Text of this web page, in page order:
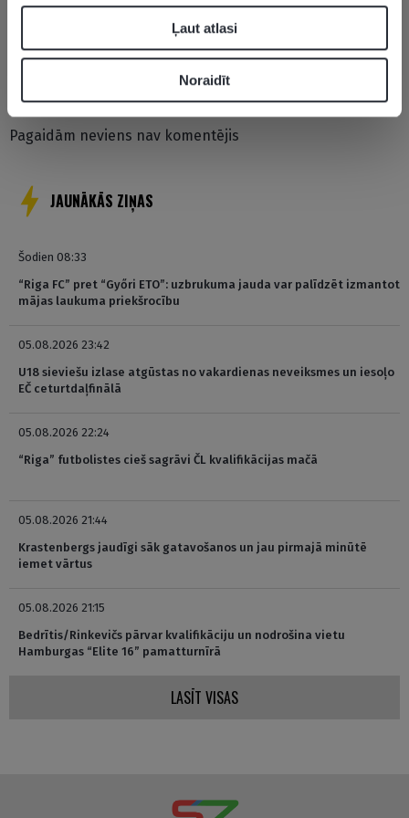
Ļaut atlasi
Noraidīt
Pagaidām neviens nav komentējis
JAUNĀKĀS ZIŅAS
Šodien 08:33
“Riga FC” pret “Győri ETO”: uzbrukuma jauda var palīdzēt izmantot
mājas laukuma priekšrocību
05.08.2026 23:42
U18 sieviešu izlase atgūstas no vakardienas neveiksmes un iesoļo
EČ ceturtdaļfinālā
05.08.2026 22:24
“Riga” futbolistes cieš sagrāvi ČL kvalifikācijas mačā
05.08.2026 21:44
Krastenbergs jaudīgi sāk gatavošanos un jau pirmajā minūtē
iemet vārtus
05.08.2026 21:15
Bedrītis/Rinkevičs pārvar kvalifikāciju un nodrošina vietu
Hamburgas “Elite 16” pamatturnīrā
LASĪT VISAS